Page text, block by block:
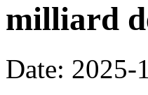
milliard
Date: 2025-